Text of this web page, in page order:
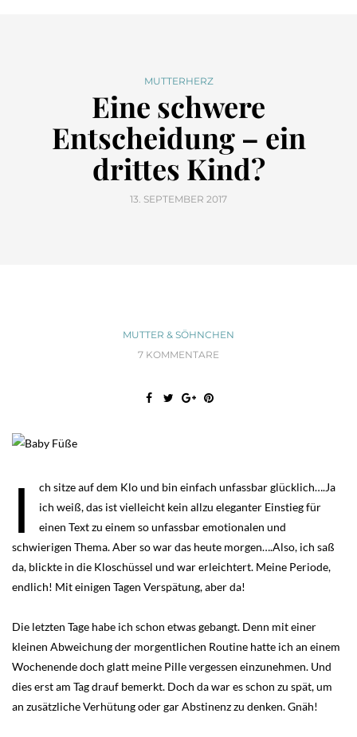
MUTTERHERZ
Eine schwere
Entscheidung – ein
drittes Kind?
13. SEPTEMBER 2017
MUTTER & SÖHNCHEN
7 KOMMENTARE
I
ch sitze auf dem Klo und bin einfach unfassbar glücklich….Ja
ich weiß, das ist vielleicht kein allzu eleganter Einstieg für
einen Text zu einem so unfassbar emotionalen und
schwierigen Thema. Aber so war das heute morgen….Also, ich saß
da, blickte in die Kloschüssel und war erleichtert. Meine Periode,
endlich! Mit einigen Tagen Verspätung, aber da!
Die letzten Tage habe ich schon etwas gebangt. Denn mit einer
kleinen Abweichung der morgentlichen Routine hatte ich an einem
Wochenende doch glatt meine Pille vergessen einzunehmen. Und
dies erst am Tag drauf bemerkt. Doch da war es schon zu spät, um
an zusätzliche Verhütung oder gar Abstinenz zu denken. Gnäh!